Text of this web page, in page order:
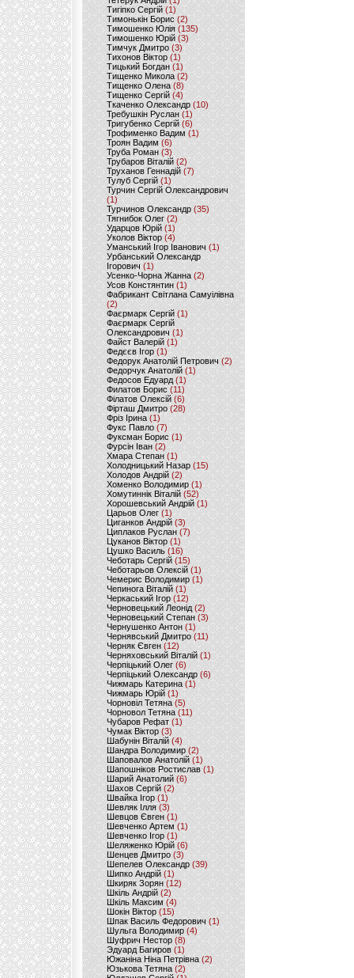
Тигіпко Сергій(1)
Тимонькін Борис (2)
Тимошенко Юлія (135)
Тимошенко Юрій(3)
Тимчук Дмитро (3)
Тихонов Віктор (1)
Тицький Богдан (1)
Тищенко Микола (2)
Тищенко Олена (8)
Тищенко Сергій (4)
Ткаченко Олександр (10)
Требушкін Руслан (1)
Тригубенко Сергій(6)
Трофименко Вадим (1)
Троян Вадим (6)
Труба Роман(3)
Трубаров Віталій (2)
Труханов Геннадій (7)
Тулуб Сергій(1)
Турчин Сергій Олександрович
(1)
Турчинов Олександр(35)
Тягнибок Олег (2)
Ударцов Юрій (1)
Уколов Віктор(4)
Уманський Ігор Іванович(1)
Урбанський Олександр
Ігорович (1)
Усенко-Чорна Жанна (2)
Усов Констянтин(1)
Фабрикант Світлана Самуілівна
(2)
Фаєрмарк Сергій(1)
Фаєрмарк Сергій
Олександрович (1)
Файст Валерій(1)
Федєєв Ігор (1)
Федорук Анатолій Петрович (2)
Федорчук Анатолій (1)
Федосов Едуард (1)
Филатов Борис (11)
Філатов Олексій (6)
Фірташ Дмитро (28)
Фріз Ірина (1)
Фукс Павло (7)
Фуксман Борис (1)
Фурсін Іван (2)
Хмара Степан(1)
Холодницький Назар(15)
Холодов Андрій (2)
Хоменко Володимир (1)
Хомутиннік Віталій (52)
Хорошевський Андрій (1)
Царьов Олег (1)
Циганков Андрій (3)
Циплаков Руслан(7)
Цуканов Віктор (1)
Цушко Василь (16)
Чеботарь Сергій (15)
Чеботарьов Олексій (1)
Чемерис Володимир (1)
Чепинога Віталій (1)
Черкаський Ігор (12)
Черновецький Леонід(2)
Черновецький Степан (3)
Чернушенко Антон (1)
Чернявський Дмитро(11)
Черняк Євген(12)
Черняховський Віталій (1)
Черпіцький Олег (6)
Черпіцький Олександр (6)
Чижмарь Катерина (1)
Чижмарь Юрій (1)
Чорновіл Тетяна (5)
Чорновол Тетяна (11)
Чубаров Рефат (1)
Чумак Віктор(3)
Шабунін Віталій (4)
Шандра Володимир (2)
Шаповалов Анатолій(1)
Шапошніков Ростислав(1)
Шарий Анатолий(6)
Шахов Сергій(2)
Швайка Ігор (1)
Шевляк Ілля (3)
Шевцов Євген (1)
Шевченко Артем(1)
Шевченко Ігор(1)
Шеляженко Юрій (6)
Шенцев Дмитро (3)
Шепелев Олександр (39)
Шипко Андрій(1)
Шкиряк Зорян(12)
Шкіль Андрій(2)
Шкіль Максим (4)
Шокін Віктор (15)
Шпак Василь Федорович (1)
Шульга Володимир (4)
Шуфрич Нестор(8)
Эдуард Багиров (1)
Южаніна Ніна Петрівна (2)
Юзькова Тетяна(2)